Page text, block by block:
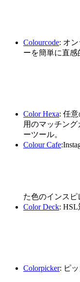
Colourcode: オ
ーを簡単に直感
Color Hexa: 任
用のマッチン
ーツール。
Colour Cafe
た色のインスピ
Color Deck:
Colorpicker: ピ